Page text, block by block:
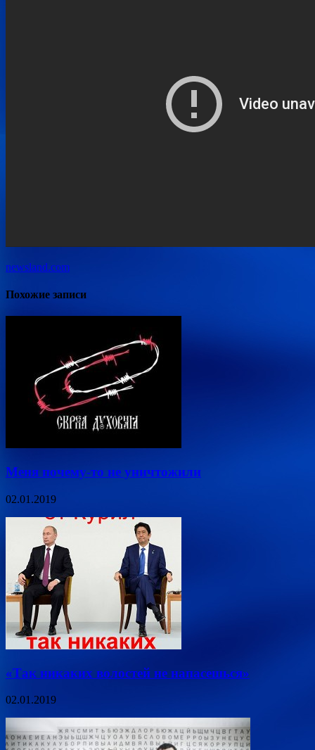
newsland.com
Похожие записи
Меня почему-то не уничтожили
02.01.2019
«Так никаких волостей не напасешься»
02.01.2019